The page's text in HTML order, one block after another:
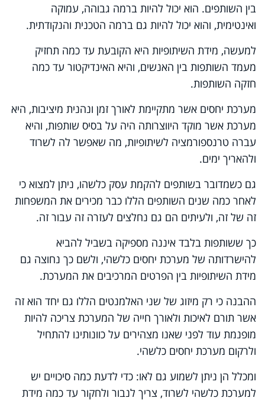
בין השותפים. הוא יכול להיות ברמה גבוהה, עמוקה
ואינטימית, והוא יכול להיות גם ברמה הטכנית והנקודתית.
למעשה, מידת השיתופיות היא הקובעת עד כמה תחזיק
מעמד השותפות בין האנשים, והיא האינדיקטור עד כמה
חזקה השותפות.
מערכת יחסים אשר מתקיימת לאורך זמן ונהנית מיציבות, היא
מערכת אשר מוקד היווצרותה היה על בסיס שותפות, והיא
עברה טרנספורמציה לשיתופיות, מה שאפשר לה לשרוד
ולהאריך ימים.
גם כשמדובר בשותפים להקמת עסק כלשהו, ניתן למצוא כי
לאחר כמה שנים השותפים הללו כבר מכירים את המשפחות
זה של זה, ולעיתים הם גם נחלצים לעזרה זה עבור זה.
כך ששותפות בלבד איננה מספיקה בשביל להביא
להישרדותה של מערכת יחסים כלשהי, ולשם כך נחוצה גם
מידת השיתופיות בין הפרטים המרכיבים את המערכת.
ההבנה כי רק מיזוג של שני האלמנטים הללו גם יחד הוא זה
אשר תורם לאיכות ולאורך חייה של המערכת צריכה להיות
מופנמת עוד לפני שאנו מצהירים על כוונותינו להתחיל
ולרקום מערכת יחסים כלשהי.
ומכלל הן ניתן לשמוע גם לאו: כדי לדעת כמה סיכויים יש
למערכת כלשהי לשרוד, צריך לנבור ולחקור עד כמה מידת